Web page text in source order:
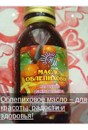
Облепиховое масло – для
красоты, радости и
здоровья!